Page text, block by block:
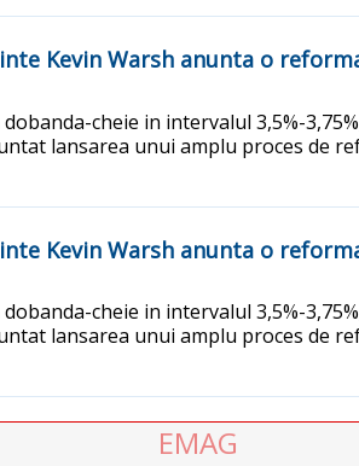
Kevin Warsh anunta o
cheie in intervalul 3,5%-
lansarea unui amplu proces de
Kevin Warsh anunta o
cheie in intervalul 3,5%-
lansarea unui amplu proces de
EMAG